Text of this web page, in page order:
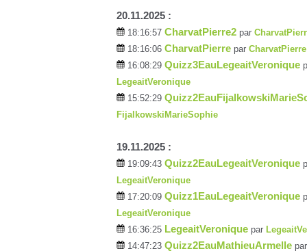
20.11.2025 :
18:16:57 CharvatPierre2 par
18:16:06 CharvatPierre par CharvatPierre
16:08:29 Quizz3EauLegeaitVeronique
LegeaitVeronique
15:52:29
FijalkowskiMarieSophie
19.11.2025 :
19:09:43 Quizz2EauLegeaitVeronique
LegeaitVeronique
17:20:09 Quizz1EauLegeaitVeronique
LegeaitVeronique
16:36:25 LegeaitVeronique par
14:47:23 Quizz2EauMathieuArmelle par